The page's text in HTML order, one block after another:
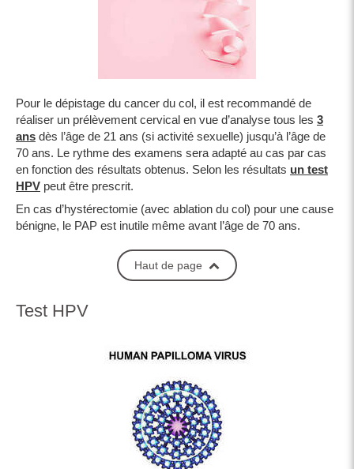
Pour le dépistage du cancer du col, il est recommandé de
réaliser un prélèvement cervical en vue d’analyse tous les 3
ans dès l’âge de 21 ans (si activité sexuelle) jusqu’à l’âge de
70 ans. Le rythme des examens sera adapté au cas par cas
en fonction des résultats obtenus. Selon les résultats un test
HPV peut être prescrit.
En cas d’hystérectomie (avec ablation du col) pour une cause
bénigne, le PAP est inutile même avant l’âge de 70 ans.
Haut de page
Test HPV